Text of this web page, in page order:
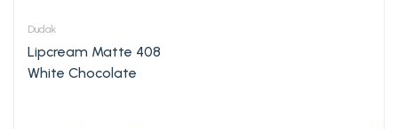
Dudak
Lipcream Matte 408
White Chocolate